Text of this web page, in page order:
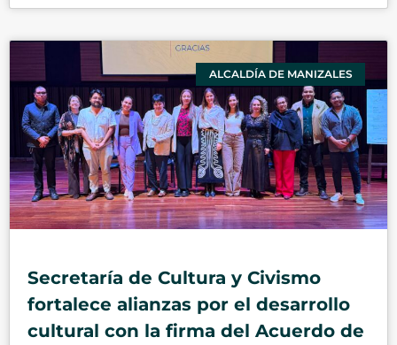
ALCALDÍA DE MANIZALES
Secretaría de Cultura y Civismo
fortalece alianzas por el desarrollo
cultural con la firma del Acuerdo de